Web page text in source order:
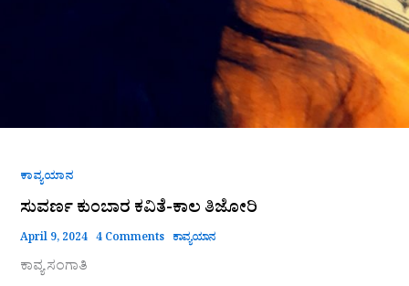
ಕಾವ್ಯಯಾನ
ಸುವರ್ಣ ಕುಂಬಾರ ಕವಿತೆ-ಕಾಲ ತಿಜೋರಿ
April 9, 2024 4 Comments ಕಾವ್ಯಯಾನ
ಕಾವ್ಯ ಸಂಗಾತಿ